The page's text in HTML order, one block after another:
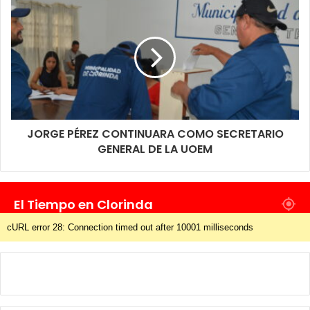
JORGE PÉREZ CONTINUARA COMO SECRETARIO
GENERAL DE LA UOEM
El Tiempo en Clorinda
cURL error 28: Connection timed out after 10001 milliseconds